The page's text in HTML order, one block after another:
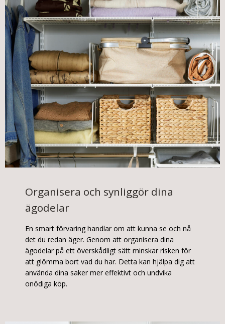
Organisera och synliggör dina
ägodelar
En smart förvaring handlar om att kunna se och nå
det du redan äger. Genom att organisera dina
ägodelar på ett överskådligt sätt minskar risken för
att glömma bort vad du har. Detta kan hjälpa dig att
använda dina saker mer effektivt och undvika
onödiga köp.